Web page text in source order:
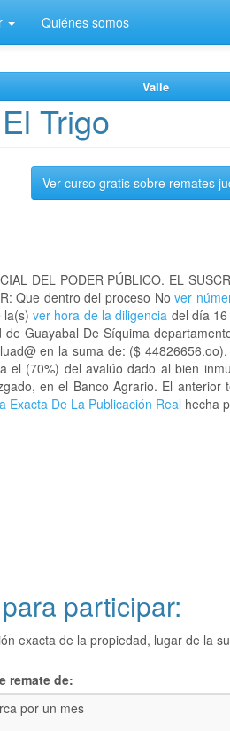
Quiénes somos
Valle
Trigo
Ver curso gratis sobre remates
DEL PODER PÚBLICO. EL
Que dentro del proceso Nover
la(s)ver hora de la diligencia del día
Guayabal De Síquima
en la suma de: ($
(70%) del avalúo dado al bien
en el Banco Agrario. El
Exacta De La Publicación Real hecha
participar:
exacta de la propiedad, lugar de la
remate de:
por un mes